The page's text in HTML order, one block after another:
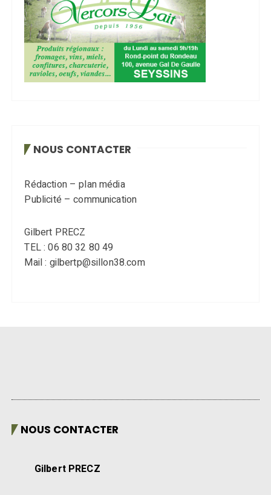
NOUS CONTACTER
Rédaction – plan média
Publicité – communication
Gilbert PRECZ
TEL : 06 80 32 80 49
Mail : gilbertp@sillon38.com
NOUS CONTACTER
Gilbert PRECZ